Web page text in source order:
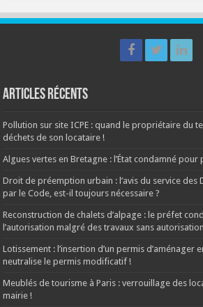
Articles récents
Pollution sur site ICPE : quand le propriétaire du
déchets de son locataire !
Algues vertes en Bretagne : l’État condamné
Droit de préemption urbain : l’avis du service des
par le Code, est-il toujours nécessaire ?
Reconstruction de chalets d’alpage : le préfet
l’autorisation malgré des travaux sans
Lotissement : l’insertion d’un permis d’aménager
neutralise le permis modificatif !
Meublés de tourisme à Paris : verrouillage des
mairie !